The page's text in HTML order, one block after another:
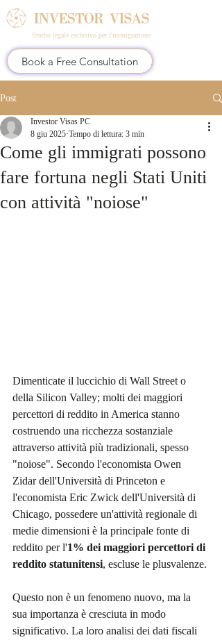
Studio legale esclusivo per l'immigrazione
Book a Free Consultation
Post
Come gli immigrati possono
fare fortuna negli Stati Uniti
con attività "noiose"
Investor Visas PC
8 giu 2025 Tempo di lettura: 3 min
Dimenticate il luccichio di Wall Street o
della Silicon Valley; molti dei maggiori
percettori di reddito in America stanno
costruendo una ricchezza sostanziale
attraverso attività più tradizionali, spesso
"noiose". Secondo l'economista Owen
Zidar dell'Università di Princeton e
l'economista Eric Zwick dell'Università di
Chicago, possedere un'attività regionale di
medie dimensioni è la principale fonte di
reddito per l'1% dei maggiori percettori di
reddito statunitensi, escluse le plusvalenze.
Questo non è un fenomeno nuovo, ma la
sua importanza è cresciuta in modo
significativo. La loro analisi dei dati fiscali